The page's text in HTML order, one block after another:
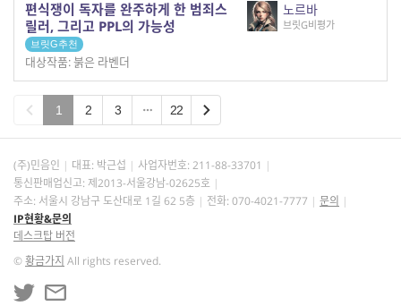
편식쟁이 독자를 완주하게 한 범죄스
릴러, 그리고 PPL의 가능성
브릿G추천
대상작품: 붉은 라벤더
노르바
브릿G비평가
1 2 3 22
(주)민음인 대표: 박근섭 사업자번호: 211-88-33701
통신판매업신고: 제2013-서울강남-02625호
주소: 서울시 강남구 도산대로 1길 62 5층
전화: 070-4021-7777
문의
IP현황&문의
데스크탑 버전
©황금가지 All rights reserved.